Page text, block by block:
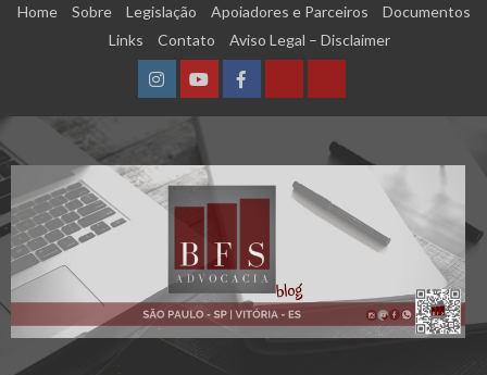
SkipHome Sobre Legislação Apoiadores e Parceiros
Documentos
Links
Contato Aviso Legal – Disclaimer
InstagramYouTubeFacebookCalculadora
Qualidade
de
Segurado
(INSS)
Calculadora
Tempo
de
Contribuição